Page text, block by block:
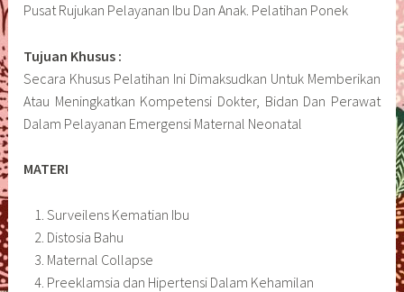
Pusat Rujukan Pelayanan Ibu Dan Anak. Pelatihan Ponek
Tujuan Khusus :
Secara Khusus Pelatihan Ini Dimaksudkan Untuk Memberikan
Atau Meningkatkan Kompetensi Dokter, Bidan Dan Perawat
Dalam Pelayanan Emergensi Maternal Neonatal
MATERI
Surveilens Kematian Ibu
Distosia Bahu
Maternal Collapse
Preeklamsia dan Hipertensi Dalam Kehamilan